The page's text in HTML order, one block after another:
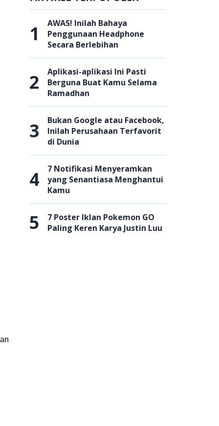
1
AWAS! Inilah Bahaya
Penggunaan Headphone
Secara Berlebihan
2
Aplikasi-aplikasi Ini Pasti
Berguna Buat Kamu Selama
Ramadhan
3
Bukan Google atau Facebook,
Inilah Perusahaan Terfavorit
di Dunia
4
7 Notifikasi Menyeramkan
yang Senantiasa Menghantui
Kamu
5
7 Poster Iklan Pokemon GO
Paling Keren Karya Justin Luu